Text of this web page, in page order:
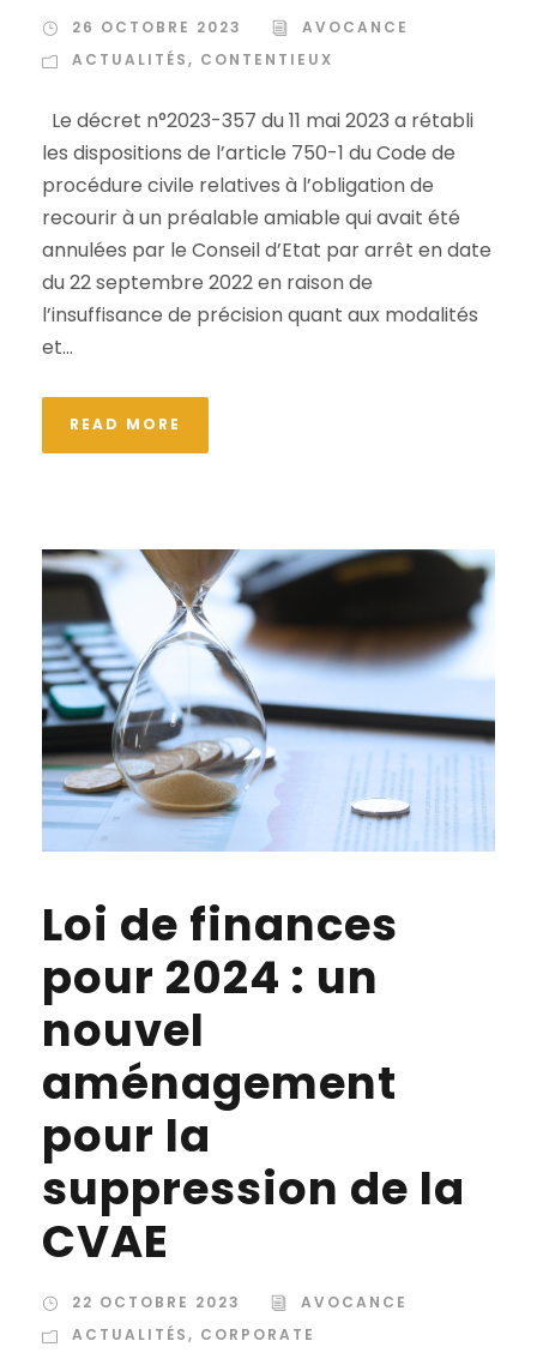
26 OCTOBRE 2023
AVOCANCE
ACTUALITÉS, CONTENTIEUX
Le décret n°2023-357 du 11 mai 2023 a rétabli
les dispositions de l’article 750-1 du Code de
procédure civile relatives à l’obligation de
recourir à un préalable amiable qui avait été
annulées par le Conseil d’Etat par arrêt en date
du 22 septembre 2022 en raison de
l’insuffisance de précision quant aux modalités
et...
READ MORE
Loi de finances
pour 2024 : un
nouvel
aménagement
pour la
suppression de la
CVAE
22 OCTOBRE 2023
AVOCANCE
ACTUALITÉS, CORPORATE